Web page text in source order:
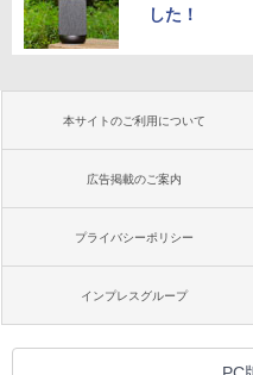
した！
本サイトのご利用について
広告掲載のご案内
プライバシーポリシー
インプレスグループ